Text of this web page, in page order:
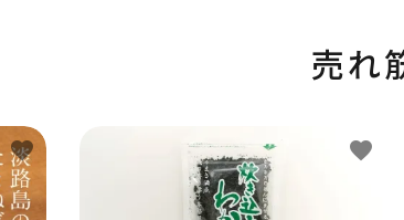
売れ
favorite favorite